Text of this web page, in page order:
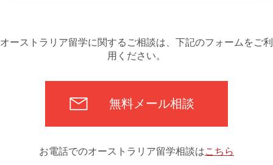
オーストラリア留学に関するご相談は、下記のフォームをご利
用ください。
無料メール相談
お電話でのオーストラリア留学相談はこちら